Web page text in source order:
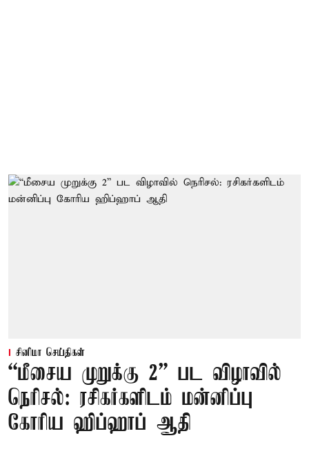
சினிமா செய்திகள்
“மீசைய முறுக்கு 2” பட விழாவில்
நெரிசல்: ரசிகர்களிடம் மன்னிப்பு
கோரிய ஹிப்ஹாப் ஆதி